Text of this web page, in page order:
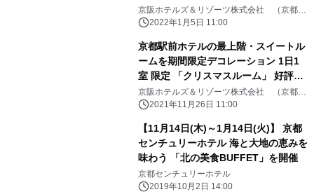
ラン」販売
京阪ホテルズ＆リゾーツ株式会社 （京都セ
ンチュリーホテル）
2022年1月5日 11:00
京都駅前ホテルの最上階・スイートル
ームを期間限定デコレーション 1日1
室 限定 「クリスマスルーム」 好評販
売中
京阪ホテルズ＆リゾーツ株式会社 （京都セ
ンチュリーホテル）
2021年11月26日 11:00
【11月14日(木)～1月14日(火)】 京都
センチュリーホテル 海と大地の恵みを
味わう 「北の美食BUFFET」を開催
京都センチュリーホテル
2019年10月2日 14:00